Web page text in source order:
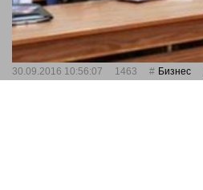
30.09.2016 10:56:07 1463 Бизнес